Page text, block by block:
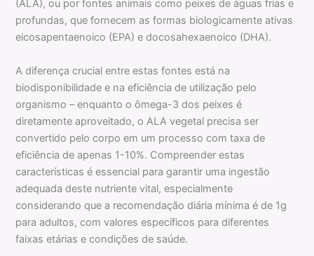
(ALA), ou por fontes animais como peixes de águas frias e
profundas, que fornecem as formas biologicamente ativas
eicosapentaenoico (EPA) e docosahexaenoico (DHA).
A diferença crucial entre estas fontes está na
biodisponibilidade e na eficiência de utilização pelo
organismo – enquanto o ômega-3 dos peixes é
diretamente aproveitado, o ALA vegetal precisa ser
convertido pelo corpo em um processo com taxa de
eficiência de apenas 1-10%. Compreender estas
características é essencial para garantir uma ingestão
adequada deste nutriente vital, especialmente
considerando que a recomendação diária mínima é de 1g
para adultos, com valores específicos para diferentes
faixas etárias e condições de saúde.